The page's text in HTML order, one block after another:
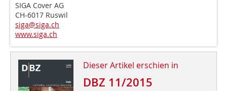
SIGA Cover AG
CH-6017 Ruswil
siga@siga.ch
www.siga.ch
Dieser Artikel erschien in
DBZ 11/2015